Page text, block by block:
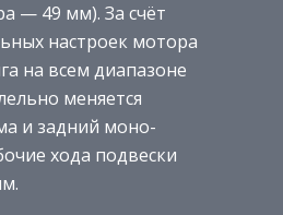
— 49 мм). За счёт
настроек мотора
на всем диапазоне
меняется
и задний моно-
хода подвески